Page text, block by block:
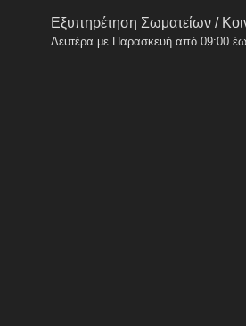
Εξυπηρέτηση Σωματείων /
Δευτέρα με Παρασκευή από 09:00